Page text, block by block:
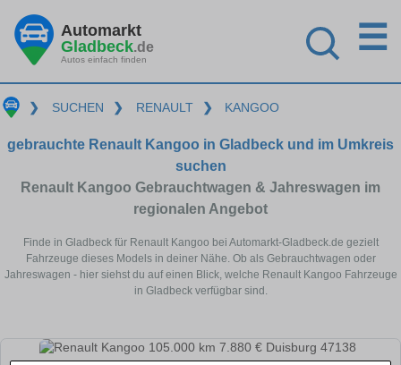
Automarkt
Gladbeck.de
Autos einfach finden
☰
❯ SUCHEN ❯ RENAULT ❯ KANGOO
gebrauchte Renault Kangoo in Gladbeck und im Umkreis
suchen
Renault Kangoo Gebrauchtwagen & Jahreswagen im
regionalen Angebot
Finde in Gladbeck für Renault Kangoo bei Automarkt-Gladbeck.de gezielt
Fahrzeuge dieses Models in deiner Nähe. Ob als Gebrauchtwagen oder
Jahreswagen - hier siehst du auf einen Blick, welche Renault Kangoo Fahrzeuge
in Gladbeck verfügbar sind.